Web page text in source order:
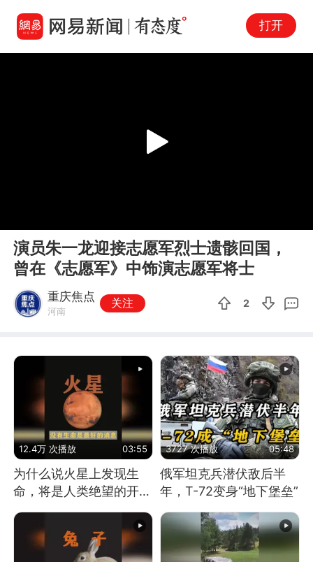
打开
Play
演员朱一龙迎接志愿军烈士遗骸回国，
曾在《志愿军》中饰演志愿军将士
重庆焦点
河南
关注 2
12.4万 次播放 03:55
为什么说火星上发现生
命，将是人类绝望的开
始？
3727 次播放 05:48
俄军坦克兵潜伏敌后半
年，T-72变身“地下堡垒”